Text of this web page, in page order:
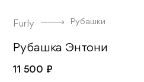
Furly Рубашки
Рубашка Энтони
11 500 ₽